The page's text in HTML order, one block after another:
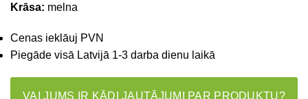
Krāsa: melna
Cenas ieklāuj PVN
Piegāde visā Latvijā 1-3 darba dienu laikā
VAI JUMS IR KĀDI JAUTĀJUMI PAR PRODUKTU?